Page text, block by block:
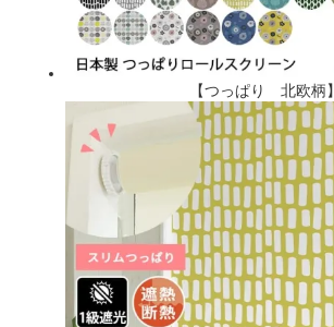
【つっぱり 北欧柄】